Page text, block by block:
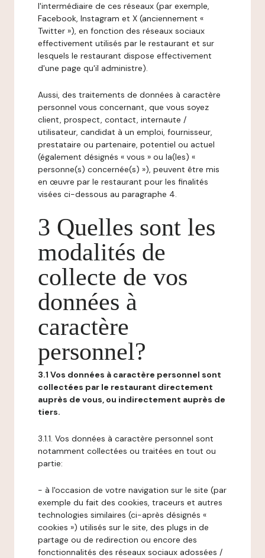
l'intermédiaire de ces réseaux (par exemple,
Facebook, Instagram et X (anciennement «
Twitter »), en fonction des réseaux sociaux
effectivement utilisés par le restaurant et sur
lesquels le restaurant dispose effectivement
d'une page qu'il administre).
Aussi, des traitements de données à caractère
personnel vous concernant, que vous soyez
client, prospect, contact, internaute /
utilisateur, candidat à un emploi, fournisseur,
prestataire ou partenaire, potentiel ou actuel
(également désignés « vous » ou la(les) «
personne(s) concernée(s) »), peuvent être mis
en œuvre par le restaurant pour les finalités
visées ci-dessous au paragraphe 4.
3 Quelles sont les
modalités de
collecte de vos
données à
caractère
personnel?
3.1 Vos données à caractère personnel sont
collectées par le restaurant directement
auprès de vous, ou indirectement auprès de
tiers.
3.1.1. Vos données à caractère personnel sont
notamment collectées ou traitées en tout ou
partie:
- à l'occasion de votre navigation sur le site (par
exemple du fait des cookies, traceurs et autres
technologies similaires (ci-après désignés «
cookies ») utilisés sur le site, des plugs in de
partage ou de redirection ou encore des
fonctionnalités des réseaux sociaux adossées /